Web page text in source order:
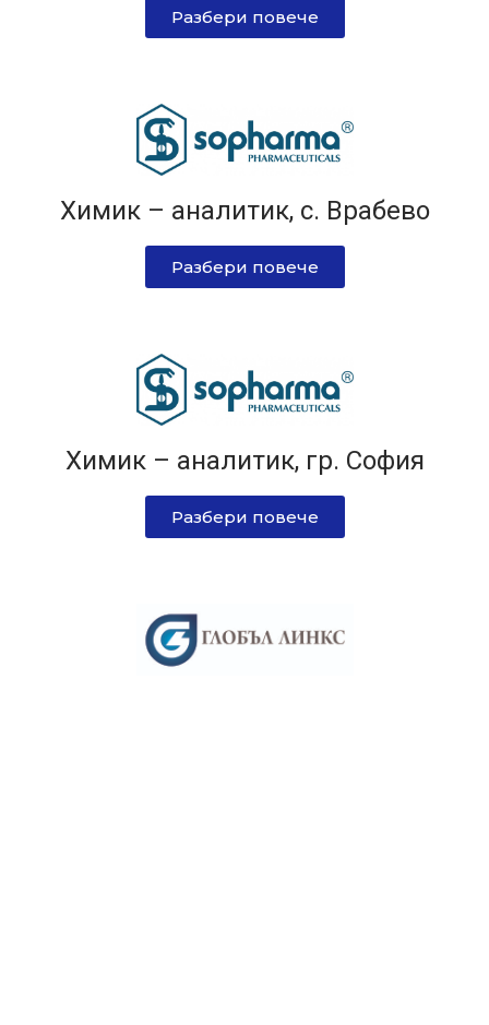
Разбери повече
Химик – аналитик, с. Врабево
Разбери повече
Химик – аналитик, гр. София
Разбери повече